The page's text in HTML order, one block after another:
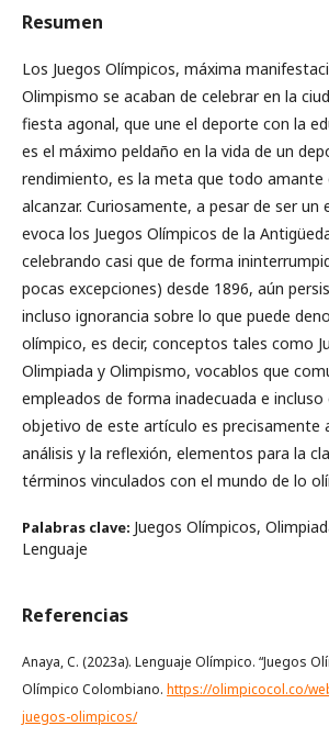
Resumen
Los Juegos Olímpicos, máxima
Olimpismo se acaban de celebrar en la
fiesta agonal, que une el deporte con la
es el máximo peldaño en la vida de un
rendimiento, es la meta que todo amante
alcanzar. Curiosamente, a pesar de ser un
evoca los Juegos Olímpicos de la
celebrando casi que de forma
pocas excepciones) desde 1896, aún
incluso ignorancia sobre lo que puede
olímpico, es decir, conceptos tales como
Olimpiada y Olimpismo, vocablos que
empleados de forma inadecuada e
objetivo de este artículo es precisamente
análisis y la reflexión, elementos para la
términos vinculados con el mundo de lo
Palabras clave: Juegos Olímpicos,
Lenguaje
Referencias
Anaya, C. (2023a). Lenguaje Olímpico. “Juegos
Olímpico Colombiano. https://olimpicocol.co/
juegos-olimpicos/